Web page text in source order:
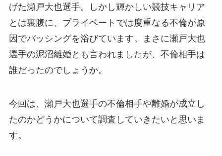
げた瀬戸大也選手。しかし輝かしい競技キャリア
とは裏腹に、プライベートでは度重なる不倫が原
因でバッシングを浴びています。まさに瀬戸大也
選手の泥沼離婚とも言われましたが、不倫相手は
誰だったのでしょうか。
今回は、瀬戸大也選手の不倫相手や離婚が成立し
たのかどうかについて調査していきたいと思いま
す。